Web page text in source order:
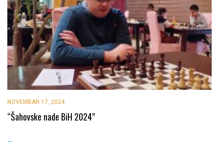
NOVEMBAR 17, 2024
“Šahovske nade BiH 2024”